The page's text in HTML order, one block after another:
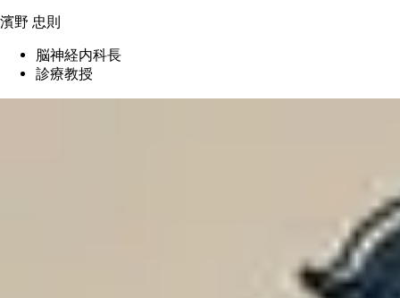
濱野 忠則
脳神経内科長
診療教授